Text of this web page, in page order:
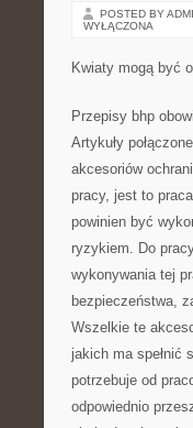
POSTED BY
WYŁĄCZONA
Kwiaty mogą być
Przepisy bhp
Artykuły
akcesoriów
pracy, jest to
powinien być
ryzykiem. Do
wykonywania tej
bezpieczeństwa,
Wszelkie te
jakich ma spełnić
potrzebuje od
odpowiednio